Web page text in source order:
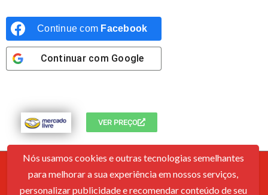
Continue com Facebook
Continuar com Google
VER PREÇO
Contato Sobre Nós Política De Cookies Termos De Uso
Nós usamos cookies e outras tecnologias semelhantes
para melhorar a sua experiência em nossos serviços,
personalizar publicidade e recomendar conteúdo de seu